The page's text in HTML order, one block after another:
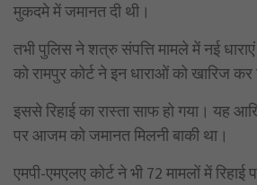
मुकदमे में जमानत दी थी।
तभी पुलिस ने शत्रु संपत्ति मामले में नई
को रामपुर कोर्ट ने इन धाराओं को खारिज कर
इससे रिहाई का रास्ता साफ हो गया। यह
पर आजम को जमानत मिलनी बाकी था।
एमपी-एमएलए कोर्ट ने भी 72 मामलों में रिहाई